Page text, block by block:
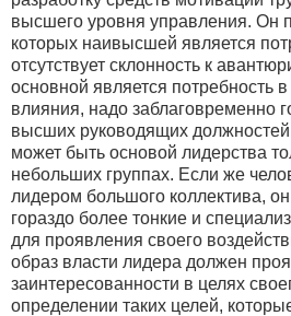
высшего уровня управления. Он
которых наивысшей является
отсутствует склонность к
основной является потребность
влияния, надо заблаговременно
высших руководящих
может быть основой лидерства
небольших группах. Если же
лидером большого коллектива,
гораздо более тонкие и
для проявления своего
образ власти лидера должен
заинтересованности в целях
определении таких целей,